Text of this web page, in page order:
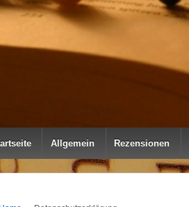
Allgemein Rezensionen